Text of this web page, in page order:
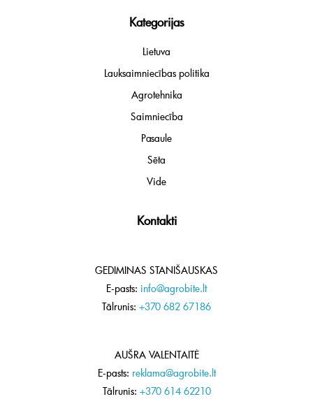
Kategorijas
Lietuva
Lauksaimniecības politika
Agrotehnika
Saimniecība
Pasaule
Sēta
Vide
Kontakti
GEDIMINAS STANIŠAUSKAS
E-pasts: info@agrobite.lt
Tālrunis: +370 682 67186
AUŠRA VALENTAITĖ
E-pasts: reklama@agrobite.lt
Tālrunis: +370 614 62210